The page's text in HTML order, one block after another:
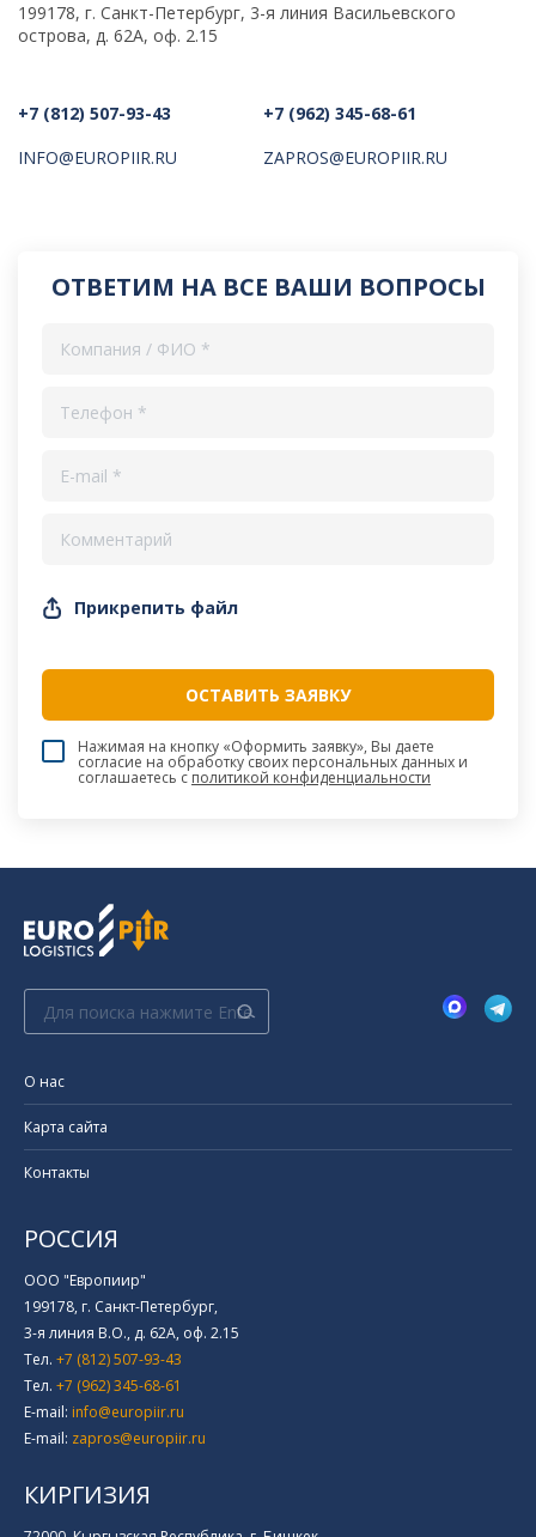
199178, г. Санкт-Петербург, 3-я линия Васильевского
острова, д. 62А, оф. 2.15
+7 (812) 507-93-43
INFO@EUROPIIR.RU
+7 (962) 345-68-61
ZAPROS@EUROPIIR.RU
ОТВЕТИМ НА ВСЕ ВАШИ ВОПРОСЫ
Прикрепить файл
Нажимая на кнопку «Оформить заявку», Вы даете
согласие на обработку своих персональных данных и
соглашаетесь cполитикой конфиденциальности
Поиск:
РОССИЯ
ООО "Европиир"
199178, г. Санкт-Петербург,
3-я линия В.О., д. 62А, оф. 2.15
Тел. +7 (812) 507-93-43
Тел. +7 (962) 345-68-61
E-mail: info@europiir.ru
E-mail: zapros@europiir.ru
КИРГИЗИЯ
О нас
Карта сайта
Контакты